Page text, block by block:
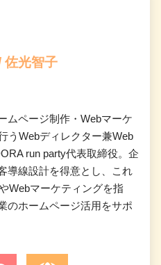
佐光智子
ムページ制作・Webマーケ
うWebディレクター兼Web
run party代表取締役。企
導線設計を得意とし、これ
Webマーケティングを指
のホームページ活用をサポ